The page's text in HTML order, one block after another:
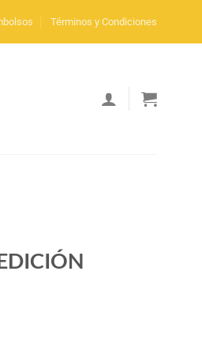
Términos y Condiciones